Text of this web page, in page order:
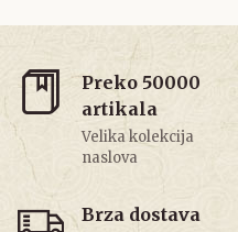
Preko 50000
artikala
Velika kolekcija
naslova
Brza dostava